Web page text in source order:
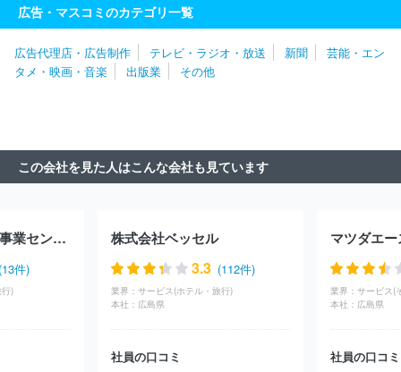
社
株式会社北海道新聞社 株式会社福島建設工業新聞社
式会社東奥日報社
株式会社日本教育新聞社
株式会社上毛新聞社
株式会社桐生タイムス社
株式会社群馬経済新聞社
ッポン新聞社
株式会社毎日新聞社
株式会社神奈川中央新聞社
株式会社保険毎日新聞社
株式会社日本食糧新聞社
川新聞社
株式会社メディアクリエイト
三和プランニングセンタ
ＭＳ
株式会社ＪＲ東日本ステーションリテイリング
株式会社新
潟日報社
株式会社京急ステーションサービス
株式会社建通新聞
株式会社イワキ
株式会社日本経済新聞社
株式会社日本流通産業新聞社
株式会社日刊工業新聞社 研究出版株式会社
株
広告・マスコミのカテゴリ一覧
広告代理店・広告制作 テレビ・ラジオ・放送 新聞
芸能・エン
タメ・映画・音楽
出版業 その他
この会社を見た人はこんな会社も見ています
株式会社大学生協事業センター
件)
)
株式会社ベッセル
3.3 (112件)
業界： サービス(ホテル・旅行)
本社： 広島県
社員の口コミ
マツダエ
業界： サービス(
本社： 広島県
社員の口コミ